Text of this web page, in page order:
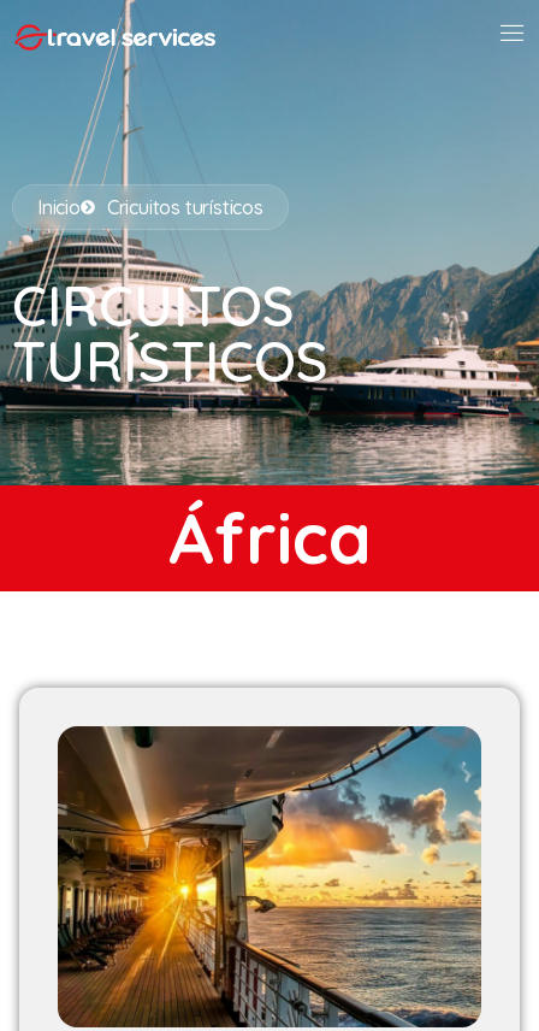
Inicio Cricuitos turísticos
CIRCUITOS
TURÍSTICOS
África